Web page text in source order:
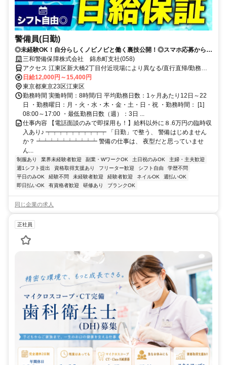
警備員(日勤)
◎未経験OK！自分らしくノビノビと働く裏技公開！◎スマホ応募から電
話面接で最短15分で内定！
三和警備保障株式会社 錦糸町支社(058)
アクセス 江東区新大橋2丁目付近現場により異なる/直行直帰/勤務地
相談可■電話面接■来社不要
日給12,000円～15,400円
東京都東京23区江東区
勤務時間 実働時間：8時間/日 平均勤務日数：1ヶ月あたり12日～22
日 ・勤務曜日：月・火・水・木・金・土・日・祝 ・勤務時間： [1]
08:00～17:00 ・最低勤務日数（週）：3日 ...
仕事内容 【電話面談のみで即採用も！】給料以外に８.6万円の臨時収
入あり♪ ┯┯┯┯┯┯┯┯┯┯ 「日勤」で整う、 警備はじめません
か？ ┷┷┷┷┷┷┷┷┷┷ 警備の仕事は、 夜型だと思っていませ
ん...
制服あり 業界未経験者歓迎 副業・WワークOK 土日祝のみOK
主婦・主夫歓迎
週1シフト提出
資格取得支援あり フリーター歓迎 シフト自由
学歴不問
平日のみOK
経験不問 未経験者歓迎 経験者歓迎 ネイルOK
週払いOK
即日払いOK
有資格者歓迎 研修あり ブランクOK
同じ企業の求人
正社員